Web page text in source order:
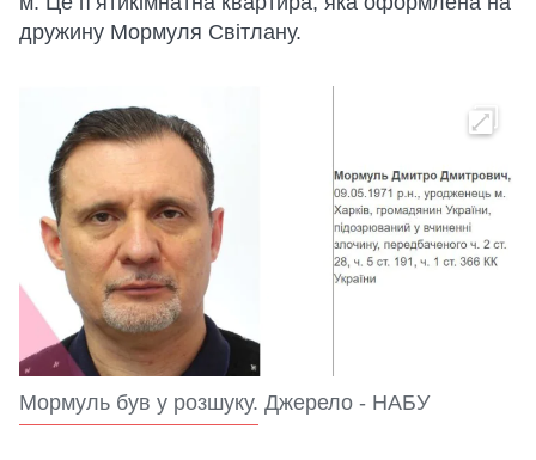
дружину Мормуля Світлану.
Мормуль був у розшуку. Джерело - НАБУ